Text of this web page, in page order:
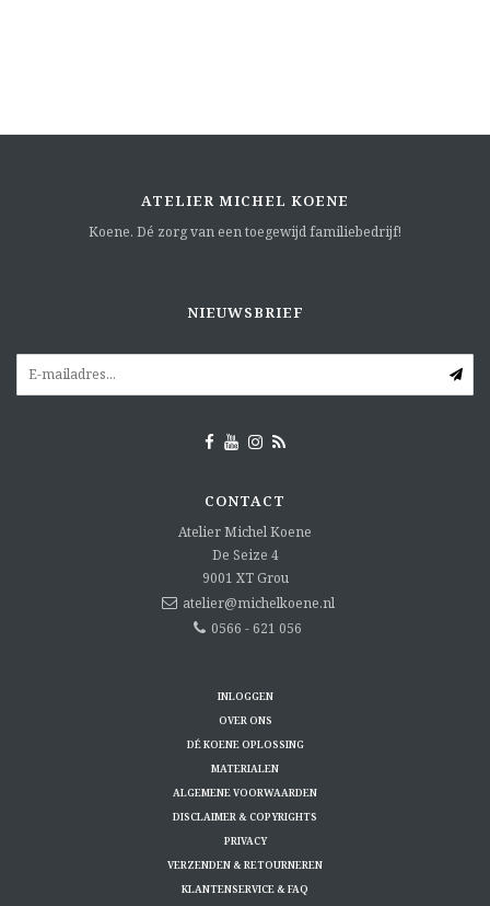
ATELIER MICHEL KOENE
Koene. Dé zorg van een toegewijd familiebedrijf!
NIEUWSBRIEF
CONTACT
Atelier Michel Koene
De Seize 4
9001 XT Grou
atelier@michelkoene.nl
0566 - 621 056
INLOGGEN
OVER ONS
DÉ KOENE OPLOSSING
MATERIALEN
ALGEMENE VOORWAARDEN
DISCLAIMER & COPYRIGHTS
PRIVACY
VERZENDEN & RETOURNEREN
KLANTENSERVICE & FAQ